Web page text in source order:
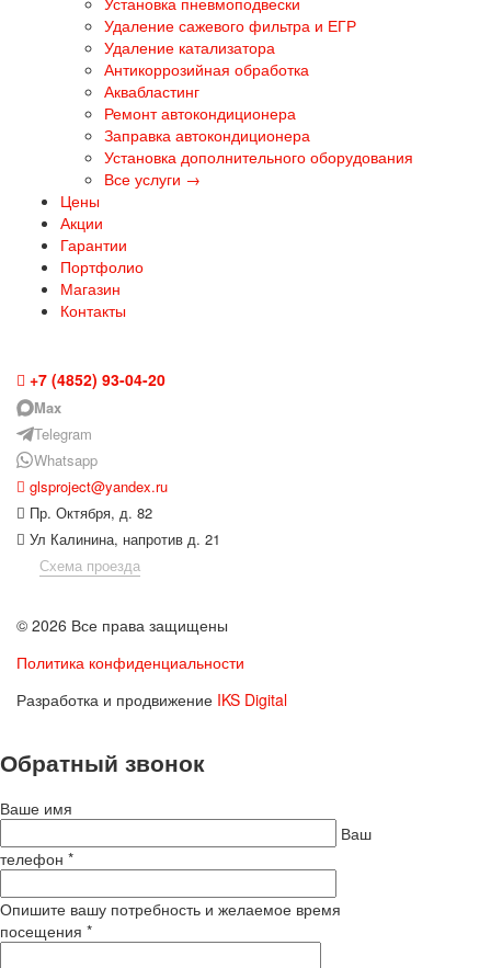
Удаление сажевого фильтра и ЕГР
Удаление катализатора
Антикоррозийная обработка
Аквабластинг
Ремонт автокондиционера
Заправка автокондиционера
Установка дополнительного оборудования
Все услуги →
Цены
Акции
Гарантии
Портфолио
Магазин
Контакты
+7 (4852) 93-04-20
Max
Telegram
Whatsapp
glsproject@yandex.ru
Пр. Октября, д. 82
Ул Калинина, напротив д. 21
Схема проезда
© 2026 Все права защищены
Политика конфиденциальности
Разработка и продвижение IKS Digital
Обратный звонок
Ваше имя
Ваш
телефон *
Опишите вашу потребность и желаемое время
посещения *